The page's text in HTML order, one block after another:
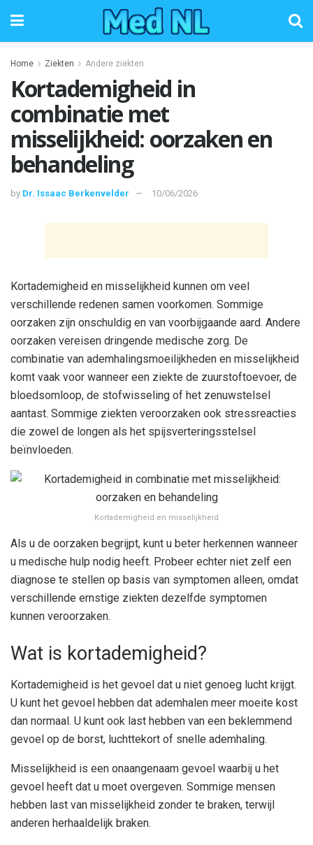
Home Ziekten Andere ziekten
Kortademigheid in
combinatie met
misselijkheid: oorzaken en
behandeling
by Dr. Issaac Berkenvelder 10/06/2026
Kortademigheid en misselijkheid kunnen om veel
verschillende redenen samen voorkomen. Sommige
oorzaken zijn onschuldig en van voorbijgaande aard. Andere
oorzaken vereisen dringende medische zorg. De
combinatie van ademhalingsmoeilijkheden en misselijkheid
komt vaak voor wanneer een ziekte de zuurstoftoevoer, de
bloedsomloop, de stofwisseling of het zenuwstelsel
aantast. Sommige ziekten veroorzaken ook stressreacties
die zowel de longen als het spijsverteringsstelsel
beïnvloeden.
Kortademigheid en misselijkheid
Als u de oorzaken begrijpt, kunt u beter herkennen wanneer
u medische hulp nodig heeft. Probeer echter niet zelf een
diagnose te stellen op basis van symptomen alleen, omdat
verschillende ernstige ziekten dezelfde symptomen
kunnen veroorzaken.
Wat is kortademigheid?
Kortademigheid is het gevoel dat u niet genoeg lucht krijgt.
U kunt het gevoel hebben dat ademhalen meer moeite kost
dan normaal. U kunt ook last hebben van een beklemmend
gevoel op de borst, luchttekort of snelle ademhaling.
Misselijkheid is een onaangenaam gevoel waarbij u het
gevoel heeft dat u moet overgeven. Sommige mensen
hebben last van misselijkheid zonder te braken, terwijl
anderen herhaaldelijk braken.